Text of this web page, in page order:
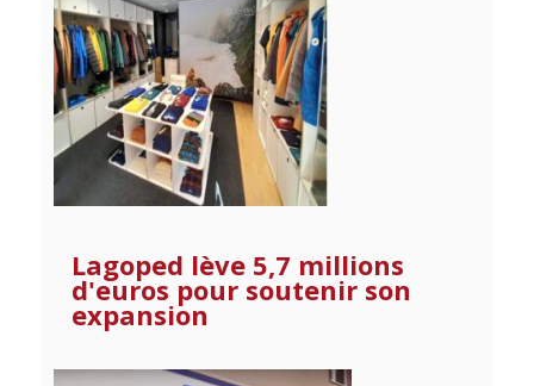
Lagoped lève 5,7 millions
d'euros pour soutenir son
expansion